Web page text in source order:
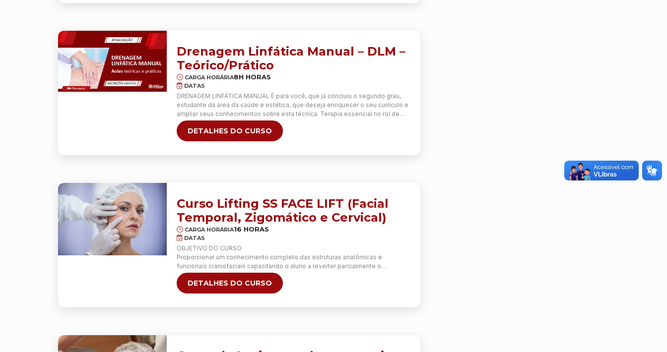
Drenagem Linfática Manual – DLM –
Teórico/Prático
CARGA HORÁRIA8H HORAS
DATAS
DRENAGEM LINFÁTICA MANUAL É para você, que já concluiu o segundo grau,
estudante da área da saúde e estética, que deseja enriquecer o seu currículo e
ampliar seus conhecimentos sobre esta técnica. Terapia essencial no rol de
profissionais que desejam atuar na área e se destacar, devido a sua
importância e seus benefícios! Aqui você …
DETALHES DO CURSO
Curso Lifting SS FACE LIFT (Facial
Temporal, Zigomático e Cervical)
CARGA HORÁRIA16 HORAS
DATAS
OBJETIVO DO CURSO
Proporcionar um conhecimento completo das estruturas anatômicas e
funcionais craniofaciais capacitando o aluno a reverter parcialmente o
processo de envelhecimento, reposicionando anatomicamente os tecidos
cervicais e em ancoragem temporal, cervical e zigomática.
Otimize seus resultados na HOF e entenda como isso é possível!
DETALHES DO CURSO